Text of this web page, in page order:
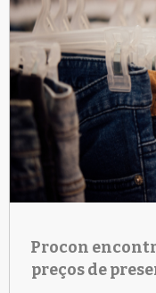
Procon
preços de